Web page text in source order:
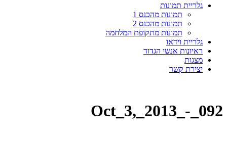
גלריית תמונות
תמונות מהכנס 1
תמונות מהכנס 2
תמונות מתקופת המלחמה
גלריית וידאו
ראיונות אנשי הגדוד
מצגות
יצירת קשר
Oct_3,_2013_-_092